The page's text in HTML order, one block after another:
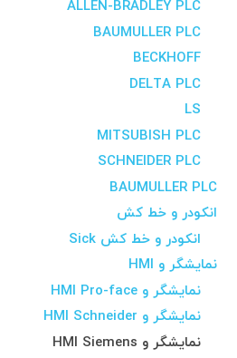
ALLEN-BRADLEY PLC
BAUMULLER PLC
BECKHOFF
DELTA PLC
LS
MITSUBISH PLC
SCHNEIDER PLC
BAUMULLER PLC
انکودر و خط کش
انکودر و خط کش Sick
نمایشگر و HMI
نمایشگر و HMI Pro-face
نمایشگر و HMI Schneider
نمایشگر و HMI Siemens